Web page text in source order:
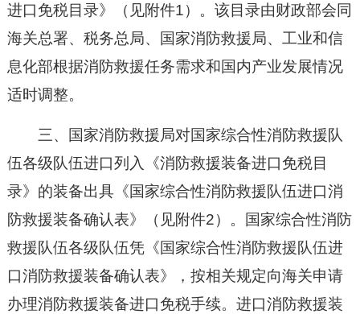
进口免税目录》（见附件1）。该目录由财政部会同
海关总署、税务总局、国家消防救援局、工业和信
息化部根据消防救援任务需求和国内产业发展情况
适时调整。
三、国家消防救援局对国家综合性消防救援队
伍各级队伍进口列入《消防救援装备进口免税目
录》的装备出具《国家综合性消防救援队伍进口消
防救援装备确认表》（见附件2）。国家综合性消防
救援队伍各级队伍凭《国家综合性消防救援队伍进
口消防救援装备确认表》，按相关规定向海关申请
办理消防救援装备进口免税手续。进口消防救援装